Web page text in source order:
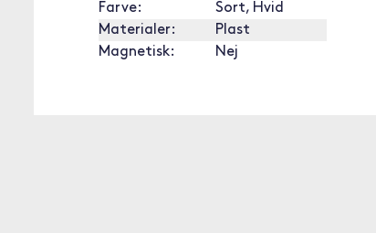
Farve:
Sort, Hvid
Materialer:
Plast
Magnetisk:
Nej